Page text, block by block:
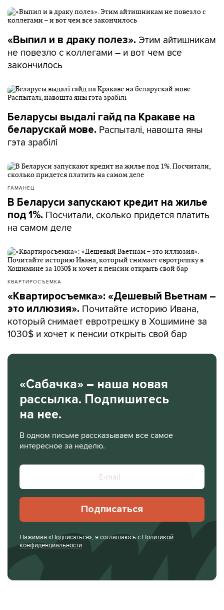
«Выпил и в драку полез». Этим айтишникам
не повезло с коллегами – и вот чем все
закончилось
Беларусы выдалі гайд па Кракаве на
беларускай мове. Распыталі, навошта яны
гэта зрабілі
ГАМАНЕЦ
В Беларуси запускают кредит на жилье
под 1%. Посчитали, сколько придется платить
на самом деле
КВАРТИРОСЪЕМКА
«Квартиросъемка»: «Дешевый Вьетнам –
это иллюзия». Почитайте историю Ивана,
который снимает евротрешку в Хошимине за
1030$ и хочет к пенсии открыть свой бар
«Сабачка» – наша новая
рассылка. Подпишитесь
на нее.
В одном письме рассказываем все самое
интересное за неделю.
Подписаться
Нажимая «Подписаться», я соглашаюсь с Политикой
конфиденциальности.